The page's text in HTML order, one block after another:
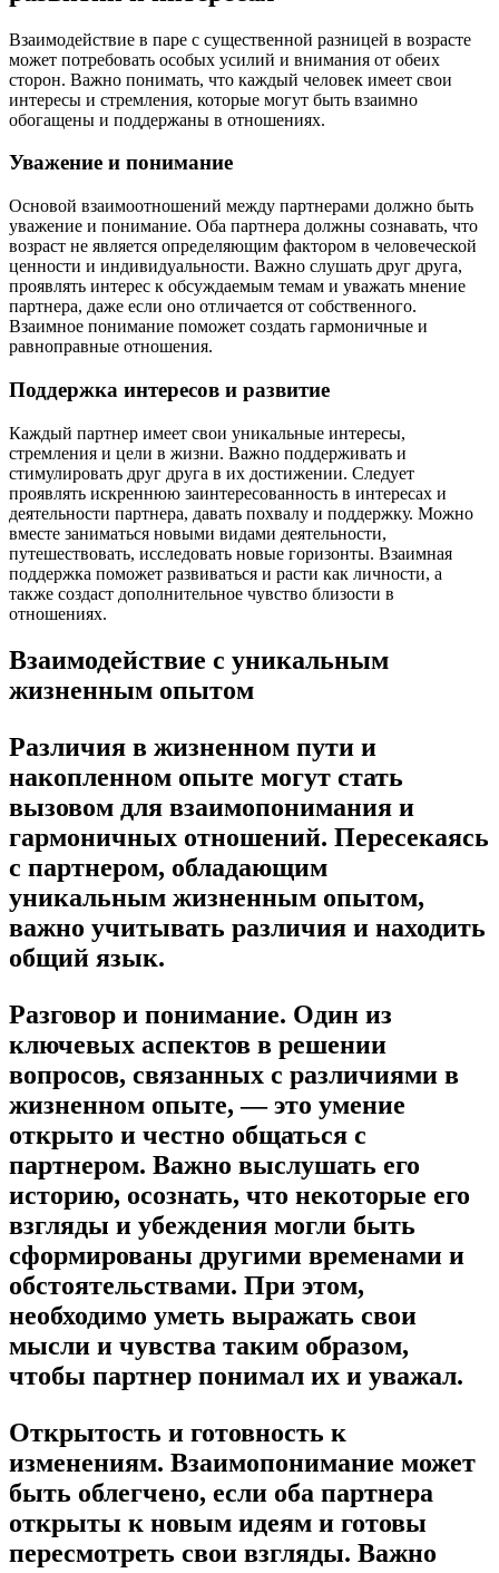
Взаимодействие в паре с существенной разницей в возрасте
может потребовать особых усилий и внимания от обеих
сторон. Важно понимать, что каждый человек имеет свои
интересы и стремления, которые могут быть взаимно
обогащены и поддержаны в отношениях.
Уважение и понимание
Основой взаимоотношений между партнерами должно быть
уважение и понимание. Оба партнера должны сознавать, что
возраст не является определяющим фактором в человеческой
ценности и индивидуальности. Важно слушать друг друга,
проявлять интерес к обсуждаемым темам и уважать мнение
партнера, даже если оно отличается от собственного.
Взаимное понимание поможет создать гармоничные и
равноправные отношения.
Поддержка интересов и развитие
Каждый партнер имеет свои уникальные интересы,
стремления и цели в жизни. Важно поддерживать и
стимулировать друг друга в их достижении. Следует
проявлять искреннюю заинтересованность в интересах и
деятельности партнера, давать похвалу и поддержку. Можно
вместе заниматься новыми видами деятельности,
путешествовать, исследовать новые горизонты. Взаимная
поддержка поможет развиваться и расти как личности, а
также создаст дополнительное чувство близости в
отношениях.
Взаимодействие с уникальным
жизненным опытом
Различия в жизненном пути и
накопленном опыте могут стать
вызовом для взаимопонимания и
гармоничных отношений. Пересекаясь
с партнером, обладающим
уникальным жизненным опытом,
важно учитывать различия и находить
общий язык.
Разговор и понимание. Один из
ключевых аспектов в решении
вопросов, связанных с различиями в
жизненном опыте, — это умение
открыто и честно общаться с
партнером. Важно выслушать его
историю, осознать, что некоторые его
взгляды и убеждения могли быть
сформированы другими временами и
обстоятельствами. При этом,
необходимо уметь выражать свои
мысли и чувства таким образом,
чтобы партнер понимал их и уважал.
Открытость и готовность к
изменениям. Взаимопонимание может
быть облегчено, если оба партнера
открыты к новым идеям и готовы
пересмотреть свои взгляды. Важно